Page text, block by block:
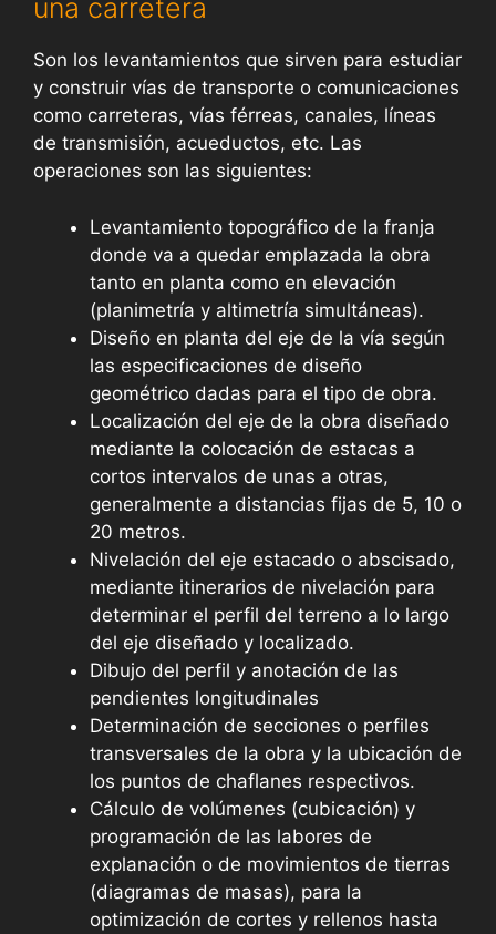
una carretera
Son los levantamientos que sirven para estudiar
y construir vías de transporte o comunicaciones
como carreteras, vías férreas, canales, líneas
de transmisión, acueductos, etc. Las
operaciones son las siguientes:
Levantamiento topográfico de la franja
donde va a quedar emplazada la obra
tanto en planta como en elevación
(planimetría y altimetría simultáneas).
Diseño en planta del eje de la vía según
las especificaciones de diseño
geométrico dadas para el tipo de obra.
Localización del eje de la obra diseñado
mediante la colocación de estacas a
cortos intervalos de unas a otras,
generalmente a distancias fijas de 5, 10 o
20 metros.
Nivelación del eje estacado o abscisado,
mediante itinerarios de nivelación para
determinar el perfil del terreno a lo largo
del eje diseñado y localizado.
Dibujo del perfil y anotación de las
pendientes longitudinales
Determinación de secciones o perfiles
transversales de la obra y la ubicación de
los puntos de chaflanes respectivos.
Cálculo de volúmenes (cubicación) y
programación de las labores de
explanación o de movimientos de tierras
(diagramas de masas), para la
optimización de cortes y rellenos hasta